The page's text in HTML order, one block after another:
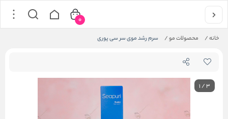
خانه/ محصولات مو/ سرم رشد موی سر سی پوری
0
1/3